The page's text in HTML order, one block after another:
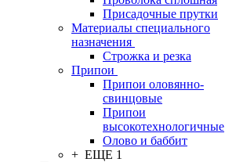
Присадочные прутки
Материалы специального
назначения
Строжка и резка
Припои
Припои оловянно-
свинцовые
Припои
высокотехнологичные
Олово и баббит
+ ЕЩЕ 1